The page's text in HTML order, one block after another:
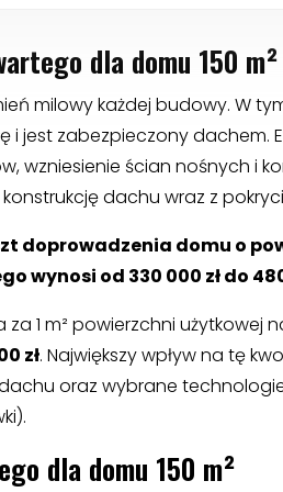
dla domu 150 m²
milowy każdej budowy. W
i jest zabezpieczony dachem.
wzniesienie ścian nośnych i
dachu wraz z
doprowadzenia domu o
wynosi od 330 000 zł do
1 m² powierzchni użytkowej
zł. Największy wpływ na tę
oraz wybrane
dla domu 150 m²